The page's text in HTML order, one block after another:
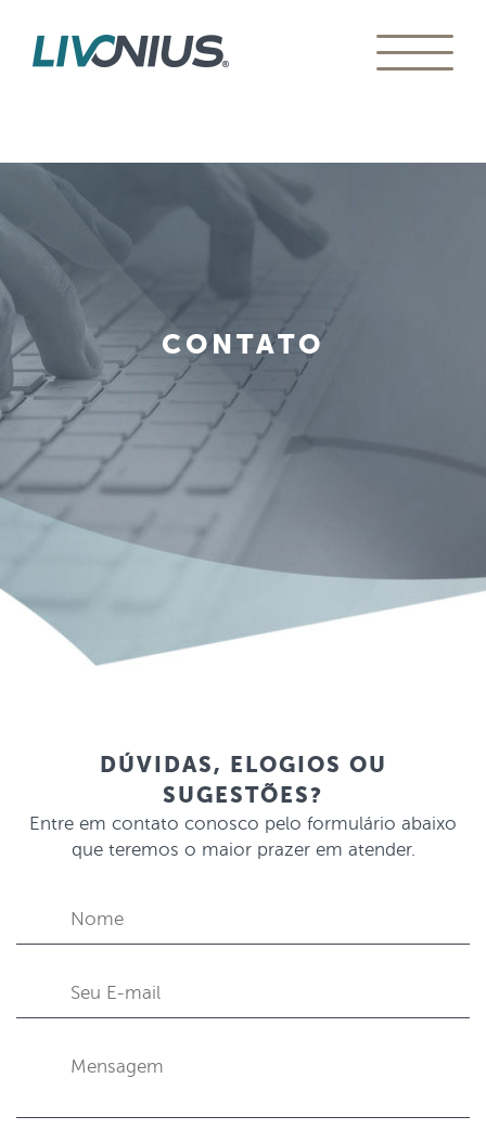
CONTATO
DÚVIDAS, ELOGIOS OU
SUGESTÕES?
Entre em contato conosco pelo formulário abaixo
que teremos o maior prazer em atender.